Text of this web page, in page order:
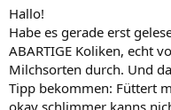
Hallo!
Habe es gerade erst
ABARTIGE Koliken, echt
Milchsorten durch. Und
Tipp bekommen: Füttert
okay schlimmer kanns